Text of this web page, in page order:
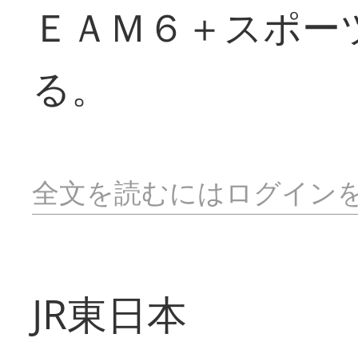
ＥＡＭ６＋スポ
る。
全文を読むにはログイン
JR東日本